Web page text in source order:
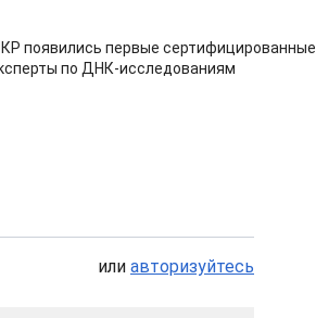
КР появились первые сертифицированные
по ДНК-исследованиям
или авторизуйтесь